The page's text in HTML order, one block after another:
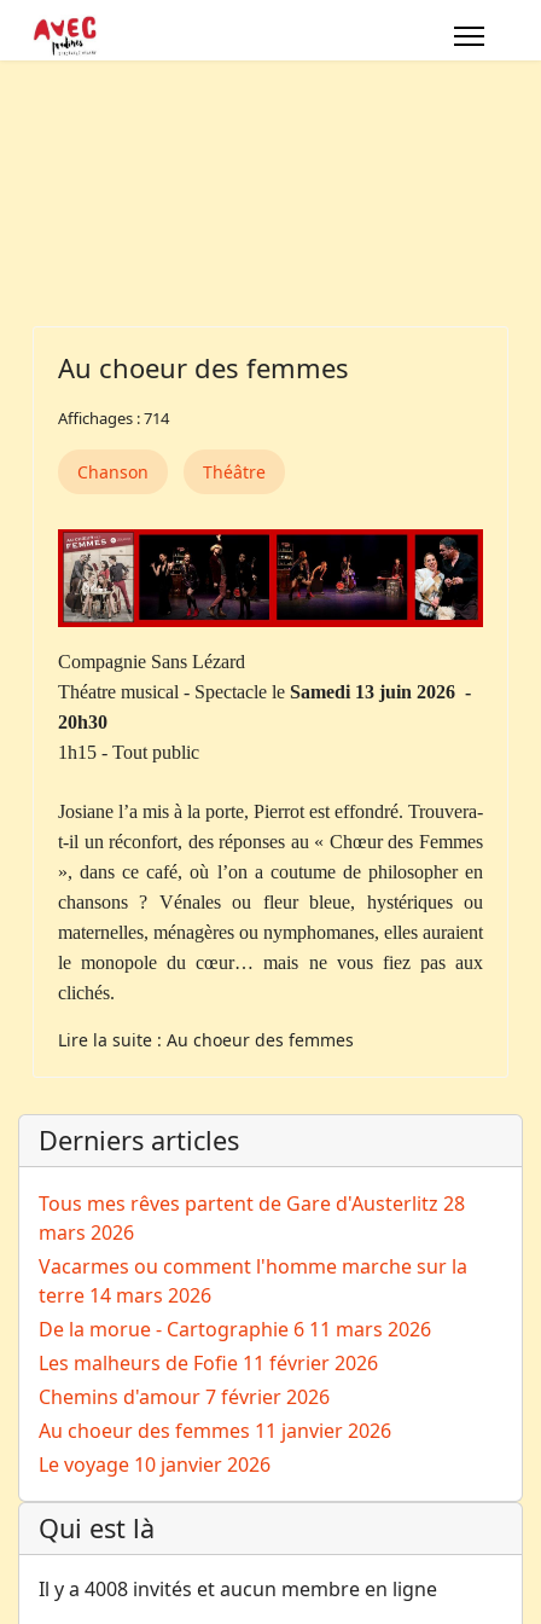
Au choeur des femmes
Affichages : 714
Chanson Théâtre
Compagnie Sans Lézard
Théatre musical - Spectacle le Samedi 13 juin 2026 -
20h30
1h15 - Tout public
Josiane l’a mis à la porte, Pierrot est effondré. Trouvera-
t-il un réconfort, des réponses au « Chœur des Femmes
», dans ce café, où l’on a coutume de philosopher en
chansons ? Vénales ou fleur bleue, hystériques ou
maternelles, ménagères ou nymphomanes, elles auraient
le monopole du cœur… mais ne vous fiez pas aux
clichés.
Lire la suite : Au choeur des femmes
Derniers articles
Tous mes rêves partent de Gare d'Austerlitz 28
mars 2026
Vacarmes ou comment l'homme marche sur la
terre 14 mars 2026
De la morue - Cartographie 6 11 mars 2026
Les malheurs de Fofie 11 février 2026
Chemins d'amour7 février 2026
Au choeur des femmes 11 janvier 2026
Le voyage 10 janvier 2026
Qui est là
Il y a 4008 invités et aucun membre en ligne